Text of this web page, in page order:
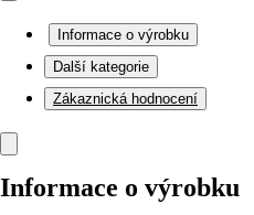
Informace o výrobku
Další kategorie
Zákaznická hodnocení
Informace o výrobku